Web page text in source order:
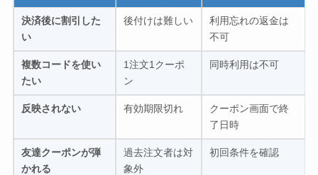
決済後に割引した
い
後付けは難しい
利用忘れの返金は
不可
複数コードを使い
たい
1注文1クーポ
ン
同時利用は不可
反映されない 有効期限切れ
クーポン画面で終
了日時
友達クーポンが弾
かれる
過去注文者は対
象外
初回条件を確認